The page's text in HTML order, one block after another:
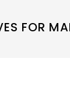
FOR